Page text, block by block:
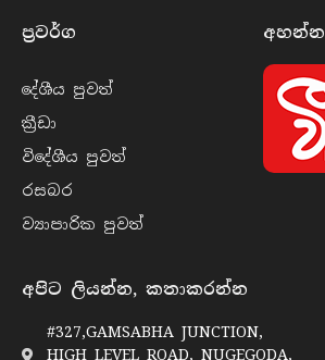
ප්‍රවර්​ග
දේශීය පුව​ත්
ක්‍රී​ඩා
විදේශීය පුව​ත්
රසබ​ර
ව්‍යාපාරික පුව​ත්
අහන්​න
අපිට ලියන්න, කතාකරන්න
#327,GAMSABHA JUNCTION,
HIGH LEVEL ROAD, NUGEGODA,